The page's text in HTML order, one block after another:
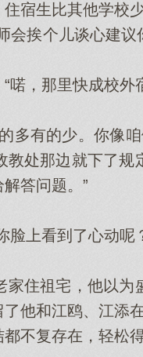
生比其他学校少
挨个儿谈心建议
，那里快成校外
有的少。你像咱
处那边就下了规
答问题。”
上看到了心动呢
祖宅，他以为
他和江鸥、江添
不复存在，轻松得